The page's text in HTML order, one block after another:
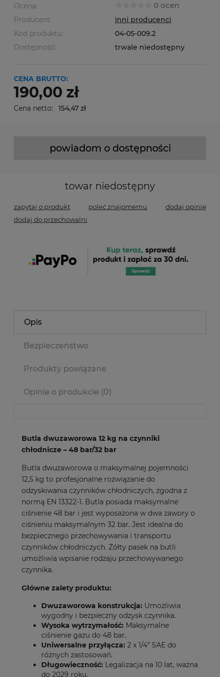
Ocena: 0 ocen
Producent:
Inni producenci
Kod produktu:
04-05-009.2
Dostępność:
trwale niedostępny
CENA BRUTTO:
190,00 zł
Cena netto: 154,47 zł
powiadom o dostępności
towar niedostępny
zapytaj o produkt poleć znajomemu
dodaj opinię
dodaj do przechowalni
Opis
Bezpieczeństwo
Produkty powiązane
Opinie o produkcie (0)
Butla dwuzaworowa 12 kg na czynniki
chłodnicze – 48 bar/32 bar
Butla dwuzaworowa o maksymalnej pojemności
12,5 kg to profesjonalne rozwiązanie do
odzyskiwania czynników chłodniczych, zgodna z
normą EN 13322-1. Butla posiada maksymalne
ciśnienie 48 bar i jest wyposażona w dwa zawory o
ciśnieniu maksymalnym 32 bar. Jest idealna do
bezpiecznego przechowywania i transportu
czynników chłodniczych. Żółty pasek na butli
umożliwia wpisanie rodzaju przechowywanego
czynnika.
Główne zalety produktu:
Dwuzaworowa konstrukcja: Umożliwia
wygodny i bezpieczny odzysk czynnika.
Wysoka wytrzymałość: Maksymalne
ciśnienie gazu do 48 bar.
Uniwersalne przyłącza: 2 x 1/4" SAE do
różnych zastosowań.
Długowieczność: Legalizacja na 10 lat, ważna
do 2029 roku.